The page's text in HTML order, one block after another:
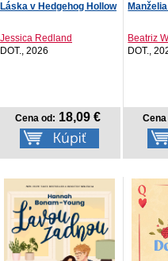
Láska v Hedgehog Hollow
Jessica Redland
DOT., 2026
Cena od: 18,09 €
Beatriz
DOT.,